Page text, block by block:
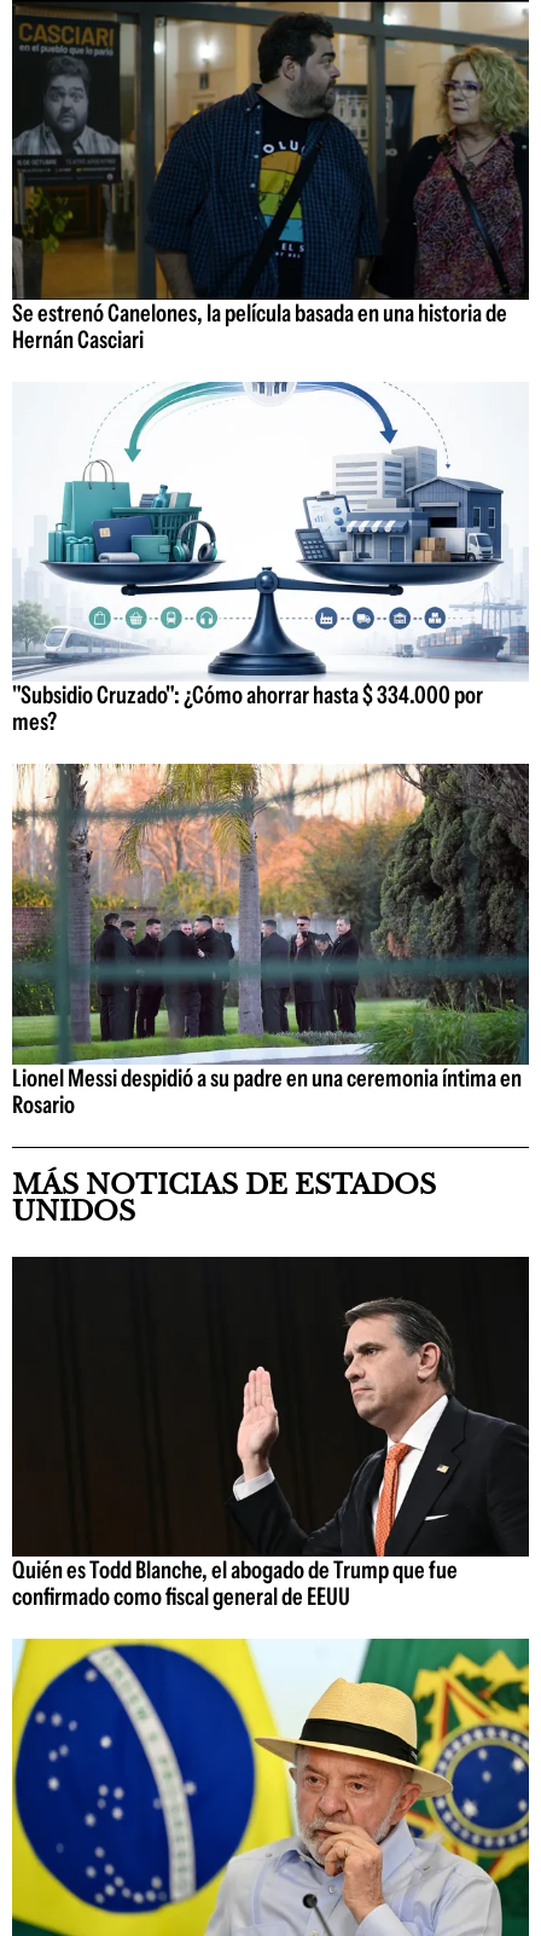
Se estrenó Canelones, la película basada en una historia de
Hernán Casciari
"Subsidio Cruzado": ¿Cómo ahorrar hasta $ 334.000 por
mes?
Lionel Messi despidió a su padre en una ceremonia íntima en
Rosario
MÁS NOTICIAS DE ESTADOS
UNIDOS
Quién es Todd Blanche, el abogado de Trump que fue
confirmado como fiscal general de EEUU